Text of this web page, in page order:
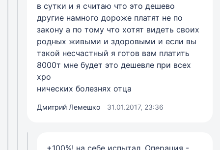
в сутки и я считаю что это дешево
другие намного дороже платят не по
закону а по тому что хотят видеть своих
родных живыми и здоровыми и если вы
такой несчастный я готов вам платить
8000т мне будет это дешевле при всех
хро
нических болезнях отца
Дмитрий Лемешко 31.01.2017, 23:36
+100%! на себе испытал. Операция -